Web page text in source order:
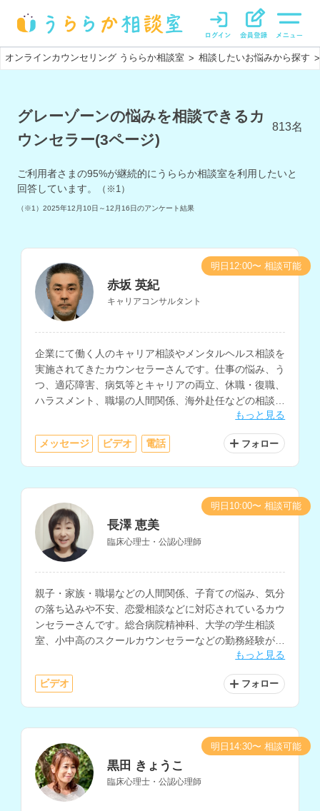
オンラインカウンセリング うららか相談室 > 相談したいお悩みから探す >
グレーゾーンの悩みを相談できるカ
ウンセラー(3ページ)
813名
ご利用者さまの95%が継続的にうららか相談室を利用したいと
回答しています。
（※1）
（※1） 2025年12月10日～12月16日のアンケート結果
赤坂 英紀
キャリアコンサルタント
企業にて働く人のキャリア相談やメンタルヘルス相談を
実施されてきたカウンセラーさんです。仕事の悩み、う
つ、適応障害、病気等とキャリアの両立、休職・復職、
ハラスメント、職場の人間関係、海外赴任などの相談に
もっと見る
メッセージ ビデオ 電話 フォロー
明日12:00〜 相談可能
長澤 恵美
臨床心理士・公認心理師
親子・家族・職場などの人間関係、子育ての悩み、気分
の落ち込みや不安、恋愛相談などに対応されているカウ
ンセラーさんです。総合病院精神科、大学の学生相談
室、小中高のスクールカウンセラーなどの勤務経験があ
り、子育てスキルやストレスマネジメントの技法を豊富
もっと見る
ビデオ フォロー
明日10:00〜 相談可能
黒田 きょうこ
臨床心理士・公認心理師
明日14:30〜 相談可能